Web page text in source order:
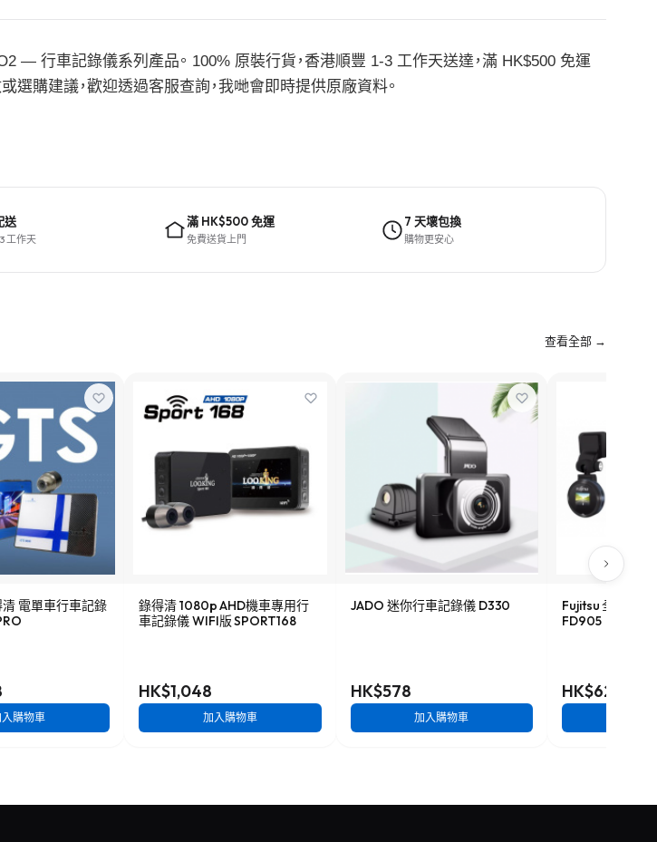
行車記錄儀系列產品。 100% 原裝行貨，香港順豐 1-3 工作天送達，滿 HK$500 免運
選購建議，歡迎透過客服查詢，我哋會即時提供原廠資料。
送
工作天
滿 HK$500 免運
免費送貨上門
7 天壞包換
購物更安心
查看全部 →
電單車行車記錄
入購物車
錄得清 1080p AHD機車專用行
車記錄儀 WIFI版 SPORT168
HK$1,048
加入購物車
JADO 迷你行車記錄儀 D330
HK$578
加入購物車
Fujitsu 全高清行
FD905
HK$628